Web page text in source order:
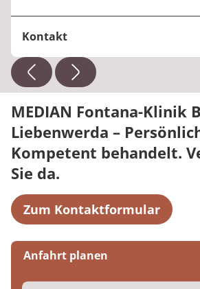
Kontakt
Telefon:+49 35341 90-1160
E-Mail:jens.fleissner@median-
MEDIAN Fontana-Klinik
Liebenwerda –
Kompetent behandelt.
Sie da.
Zum Kontaktformular
Anfahrt planen